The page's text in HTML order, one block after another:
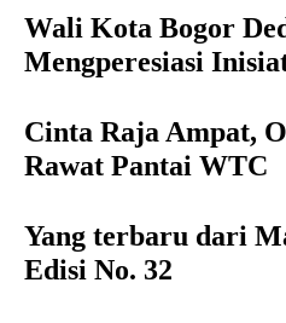
Wali Kota Bogor
Mengperesiasi
Cinta Raja Ampat,
Rawat Pantai WTC
Yang terbaru dari
Edisi No. 32